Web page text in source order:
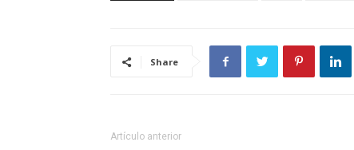
Share
Artículo anterior